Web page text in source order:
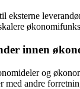
eksterne
innen
og
med andre